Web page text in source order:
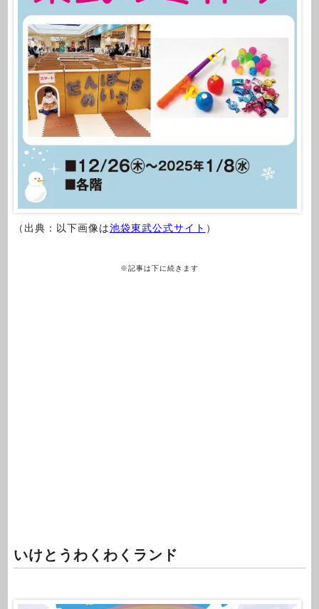
（出典：以下画像は池袋東武公式サイト ）
※記事は下に続きます
いけとうわくわくランド